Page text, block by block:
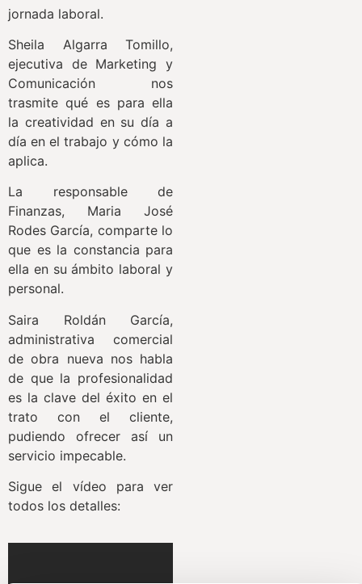
jornada laboral.
Sheila Algarra Tomillo,
ejecutiva de Marketing y
Comunicación nos
trasmite qué es para ella
la creatividad en su día a
día en el trabajo y cómo la
aplica.
La responsable de
Finanzas, Maria José
Rodes García, comparte lo
que es la constancia para
ella en su ámbito laboral y
personal.
Saira Roldán García,
administrativa comercial
de obra nueva nos habla
de que la profesionalidad
es la clave del éxito en el
trato con el cliente,
pudiendo ofrecer así un
servicio impecable.
Sigue el vídeo para ver
todos los detalles: